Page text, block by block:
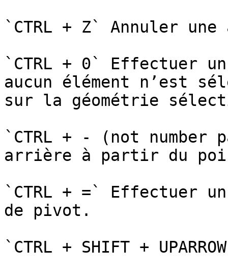
`CTRL + Z` Annuler
`CTRL + 0` Effectuer
aucun élément n’est
sur la géométrie
`CTRL + - (not number
arrière à partir du
`CTRL + =` Effectuer
de pivot.
`CTRL + SHIFT +